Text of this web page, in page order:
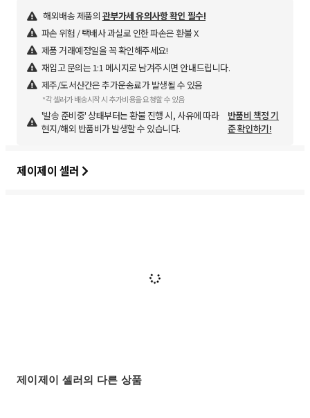
해외배송 제품의 관부가세 유의사항 확인 필수!
파손 위험 / 택배사 과실로 인한 파손은 환불 X
제품 거래예정일을 꼭 확인해주세요!
재입고 문의는 1:1 메시지로 남겨주시면 안내드립니다.
제주/도서산간은 추가운송료가 발생될 수 있음
*각 셀러가 배송시작 시 추가비용을 요청할 수 있음
'발송 준비중' 상태부터는 환불 진행 시, 사유에 따라
현지/해외 반품비가 발생할 수 있습니다.
반품비 책정 기
준 확인하기!
제이제이 셀러
제이제이 셀러의 다른 상품